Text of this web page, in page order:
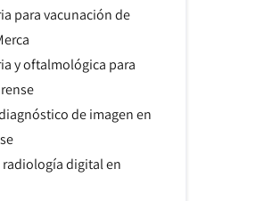
para vacunación de
y oftalmológica para
de imagen en
digital en